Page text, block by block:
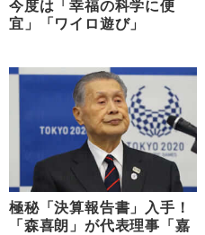
今度は「幸福の科学に便
宜」「ワイロ遊び」
極秘「決算報告書」入手！
「森喜朗」が代表理事「嘉